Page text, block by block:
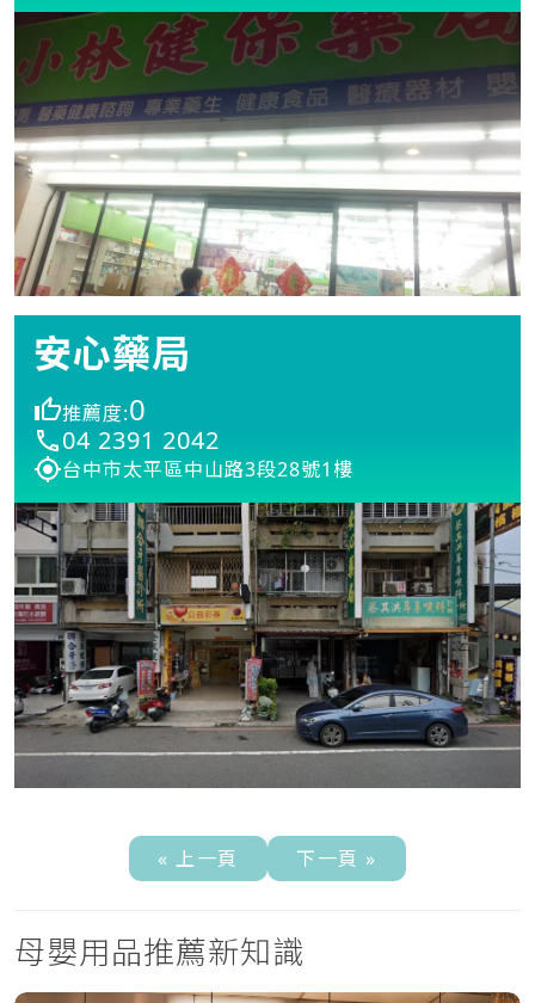
安心藥局
推薦度:0
04 2391 2042
台中市太平區中山路3段28號1樓
« 上一頁 下一頁 »
母嬰用品推薦新知識